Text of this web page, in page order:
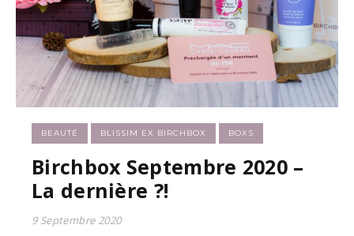
BEAUTÉ BLISSIM EX BIRCHBOX BOXS
Birchbox Septembre 2020 –
La dernière ?!
9 Septembre 2020